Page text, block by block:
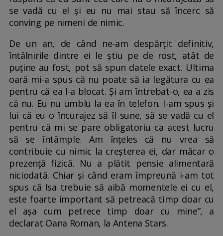
se vadă cu el și eu nu mai stau să încerc să
conving pe nimeni de nimic.
De un an, de când ne-am despărțit definitiv,
întâlnirile dintre ei le știu pe de rost, atât de
puține au fost, pot să spun datele exact. Ultima
oară mi-a spus că nu poate să ia legătura cu ea
pentru că ea l-a blocat. Și am întrebat-o, ea a zis
că nu. Eu nu umblu la ea în telefon. I-am spus și
lui că eu o încurajez să îl sune, să se vadă cu el
pentru că mi se pare obligatoriu ca acest lucru
să se întâmple. Am înțeles că nu vrea să
contribuie cu nimic la creșterea ei, dar măcar o
prezență fizică. Nu a plătit pensie alimentară
niciodată. Chiar și când eram împreună i-am tot
spus că Isa trebuie să aibă momentele ei cu el,
este foarte important să petreacă timp doar cu
el așa cum petrece timp doar cu mine”, a
declarat Oana Roman, la Antena Stars.